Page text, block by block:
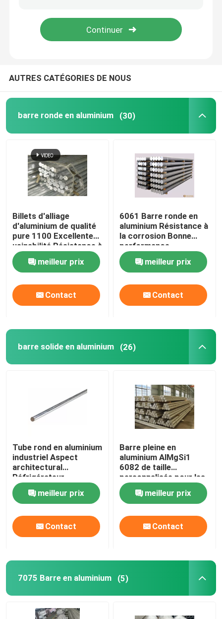
barre solide en aluminium
7075 Barre en aluminium
Barre plate en aluminium
feuille en aluminium de relief
plat en aluminium de contrôleur
Plaque d'aluminium pour aéronefs
tubes ronds en aluminium
AUTRES CATÉGORIES DE NOUS
barre ronde en aluminium (30)
Billets d'alliage
d'aluminium de qualité
pure 1100 Excellente
usinabilité Résistance à
l'usure
meilleur prix
Contact
6061 Barre ronde en
aluminium Résistance à
la corrosion Bonne
performance
industrielle
meilleur prix
Contact
barre solide en aluminium (26)
Tube rond en aluminium
industriel Aspect
architectural
Réfrigérateur
meilleur prix
Contact
Barre pleine en
aluminium AlMgSi1
6082 de taille
personnalisée pour les
industries du génie
structurelmeilleur prix
Contact
7075 Barre en aluminium (5)